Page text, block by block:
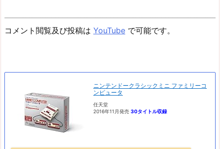
コメント閲覧及び投稿は YouTube で可能です。
ニンテンドークラシックミニ ファミリーコ
ンピュータ
任天堂
2016年11月発売 30タイトル収録